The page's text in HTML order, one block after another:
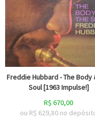
Freddie Hubbard - The Body
Soul [1963 Impulse!]
R$ 670,00
ou R$ 629,80 no